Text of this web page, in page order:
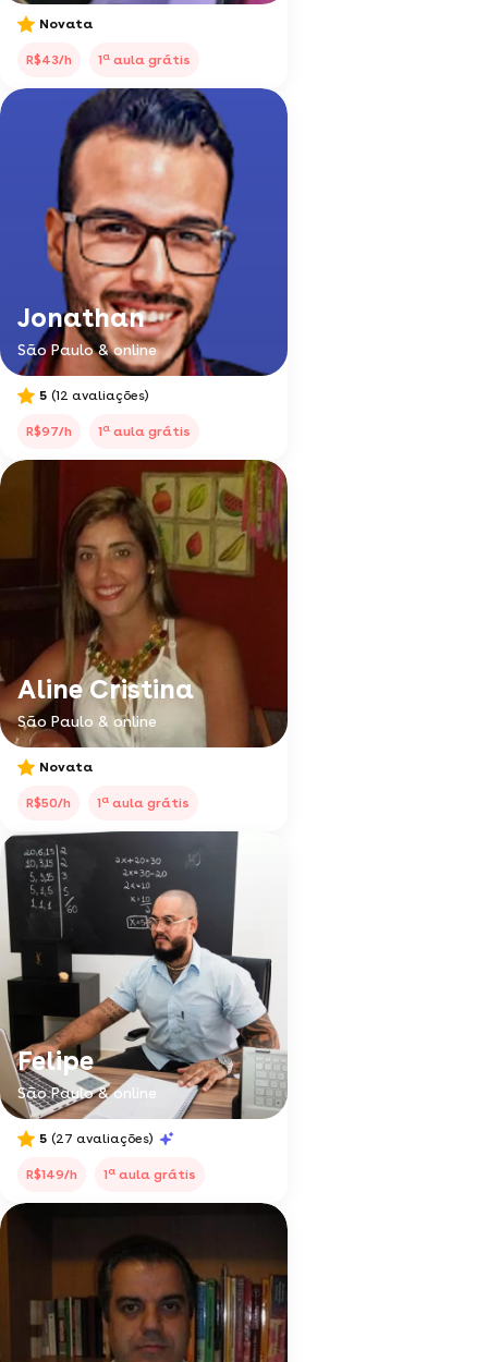
Novata
R$43/h 1a aula grátis
Jonathan
São Paulo & online
5 (12 avaliações)
R$97/h 1a aula grátis
Aline Cristina
São Paulo & online
Novata
R$50/h 1a aula grátis
Felipe
São Paulo & online
5 (27 avaliações)
R$149/h 1a aula grátis